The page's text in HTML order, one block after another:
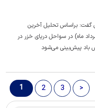
گفت: براساس تحلیل آخرین
هواشناسی، طی دو روز آینده (18 و 19 مرداد ماه) در سواحل دریای خزر در
باد پیش‌بینی می‌شود
1 2 3 >